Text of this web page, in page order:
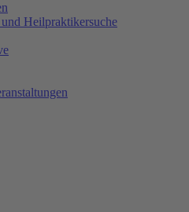
Heilpraktikersuche